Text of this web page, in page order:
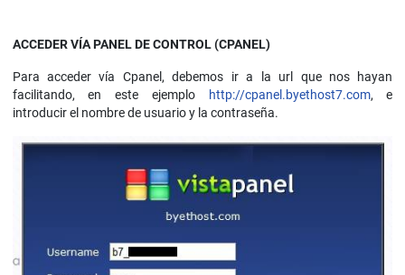
ACCEDER VÍA PANEL DE CONTROL (CPANEL)
Para acceder vía Cpanel, debemos ir a la url que nos hayan
facilitando, en este ejemplo
http://cpanel.byethost7.com, e
introducir el nombre de usuario y la contraseña.